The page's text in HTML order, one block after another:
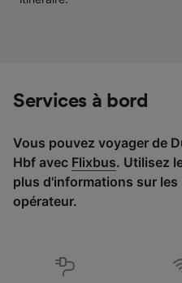
Services à bord
Vous pouvez voyager de
Hbf avec Flixbus. Utilisez
plus d'informations sur
opérateur.